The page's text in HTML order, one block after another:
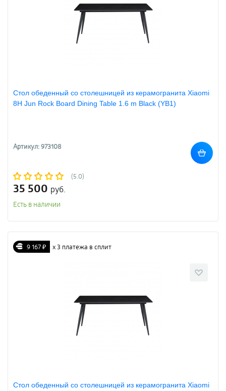
Стол обеденный со столешницей из керамогранита Xiaomi
8H Jun Rock Board Dining Table 1.6 m Black (YB1)
Артикул: 973108
(5.0)
35 500 руб.
Есть в наличии
9 167 ₽ х 3 платежа в сплит
Стол обеденный со столешницей из керамогранита Xiaomi